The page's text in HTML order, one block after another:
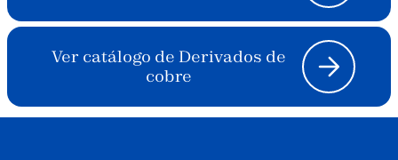
Ver catálogo de Derivados de
cobre